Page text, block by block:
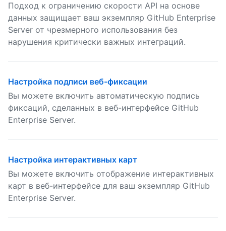
Подход к ограничению скорости API на основе
данных защищает ваш экземпляр GitHub Enterprise
Server от чрезмерного использования без
нарушения критически важных интеграций.
Настройка подписи веб-фиксации
Вы можете включить автоматическую подпись
фиксаций, сделанных в веб-интерфейсе GitHub
Enterprise Server.
Настройка интерактивных карт
Вы можете включить отображение интерактивных
карт в веб-интерфейсе для ваш экземпляр GitHub
Enterprise Server.